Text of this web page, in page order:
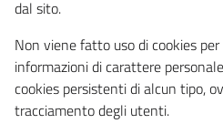
dal sito.
Non viene fatto uso di cookies
informazioni di carattere
cookies persistenti di alcun tipo,
tracciamento degli utenti.